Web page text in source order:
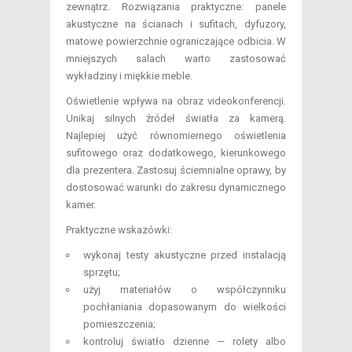
zewnątrz. Rozwiązania praktyczne: panele
akustyczne na ścianach i sufitach, dyfuzory,
matowe powierzchnie ograniczające odbicia. W
mniejszych salach warto zastosować
wykładziny i miękkie meble.
Oświetlenie wpływa na obraz videokonferencji.
Unikaj silnych źródeł światła za kamerą.
Najlepiej użyć równomiernego oświetlenia
sufitowego oraz dodatkowego, kierunkowego
dla prezentera. Zastosuj ściemnialne oprawy, by
dostosować warunki do zakresu dynamicznego
kamer.
Praktyczne wskazówki:
wykonaj testy akustyczne przed instalacją
sprzętu;
użyj materiałów o współczynniku
pochłaniania dopasowanym do wielkości
pomieszczenia;
kontroluj światło dzienne — rolety albo